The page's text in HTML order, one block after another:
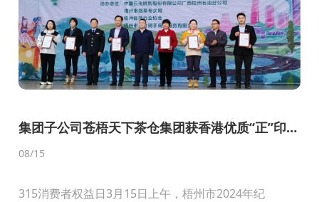
集团子公司苍梧天下茶仓集团获香港优质“正”印认
证
08/15
315消费者权益日3月15日上午，梧州市2024年纪